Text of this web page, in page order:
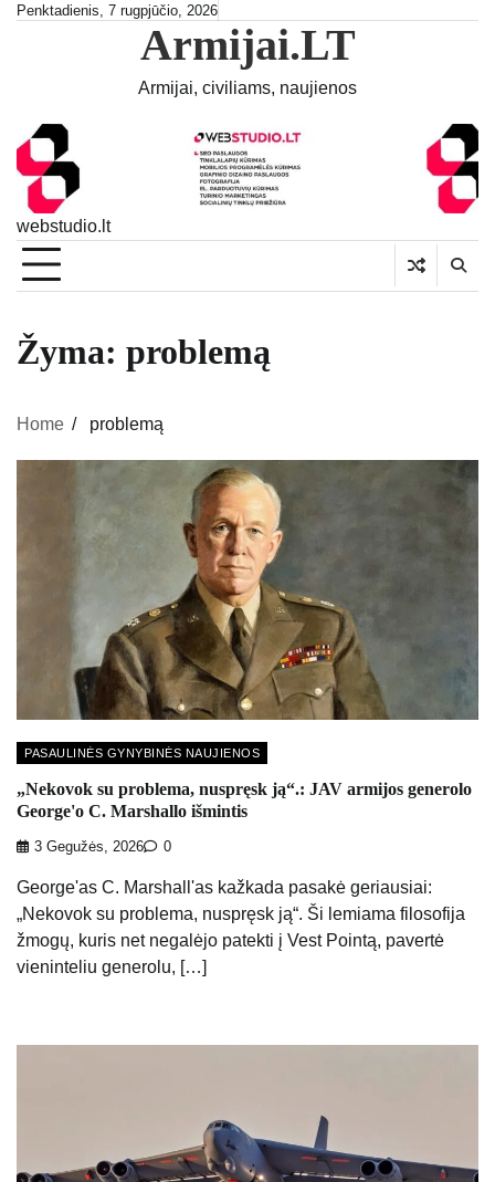
SkipPenktadienis, 7 rugpjūčio, 2026
Armijai.LT
Armijai, civiliams, naujienos
webstudio.lt
Žyma: problemą
Home problemą
PASAULINĖS GYNYBINĖS NAUJIENOS
„Nekovok su problema, nuspręsk ją“.: JAV armijos generolo
George'o C. Marshallo išmintis
3 Gegužės, 2026 0
George'as C. Marshall'as kažkada pasakė geriausiai:
„Nekovok su problema, nuspręsk ją“. Ši lemiama filosofija
žmogų, kuris net negalėjo patekti į Vest Pointą, pavertė
vieninteliu generolu, […]